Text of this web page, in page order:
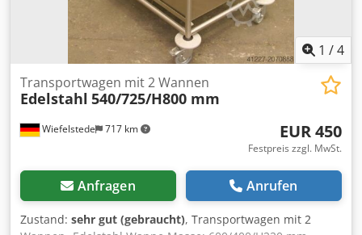
1 /4
Wiefelstede 717 km
Transportwagen mit 2 Wannen
Edelstahl 540/725/H800 mm
EUR 450
Festpreis zzgl. MwSt.
Anfragen Anrufen
Zustand: sehr gut (gebraucht), Transportwagen mit 2